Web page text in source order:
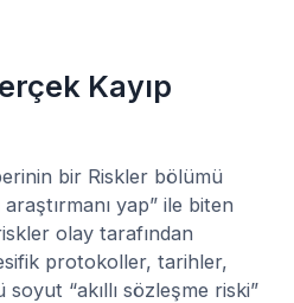
Kayıp
bir Riskler bölümü
yap” ile biten
olay tarafından
protokoller, tarihler,
“akıllı sözleşme riski”